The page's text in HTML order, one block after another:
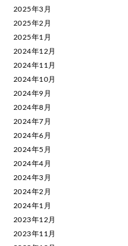
2025年3月
2025年2月
2025年1月
2024年12月
2024年11月
2024年10月
2024年9月
2024年8月
2024年7月
2024年6月
2024年5月
2024年4月
2024年3月
2024年2月
2024年1月
2023年12月
2023年11月